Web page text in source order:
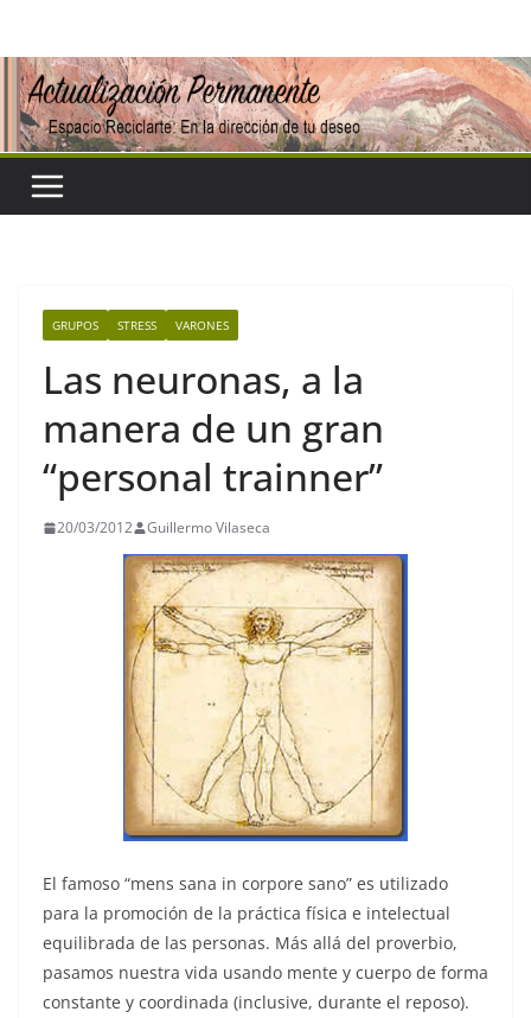
contenido
GRUPOS STRESS VARONES
Las neuronas, a la
manera de un gran
“personal trainner”
20/03/2012 Guillermo Vilaseca
El famoso “mens sana in corpore sano” es utilizado
para la promoción de la práctica física e intelectual
equilibrada de las personas. Más allá del proverbio,
pasamos nuestra vida usando mente y cuerpo de forma
constante y coordinada (inclusive, durante el reposo).